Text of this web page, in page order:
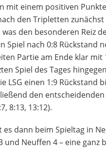
mit einem positiven
den Tripletten
den besonderen Reiz
Spiel nach 0:8 Rückstand
Partie am Ende klar mit
Spiel des Tages
LSG einen 1:9 Rückstand
den
8:13, 13:12).
es dann beim Spieltag in
und Neuffen 4 – eine